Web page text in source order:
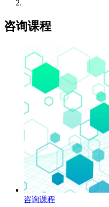
咨询课程
咨询课程